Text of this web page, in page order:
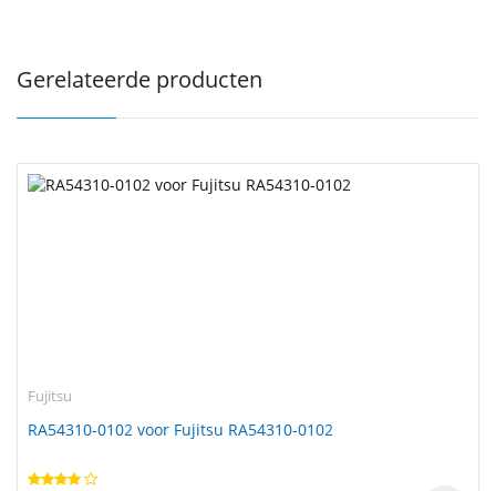
Gerelateerde producten
Fujitsu
RA54310-0102 voor Fujitsu RA54310-0102